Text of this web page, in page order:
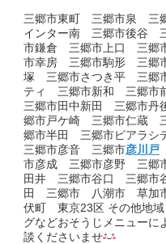
三郷市東町 三郷市泉 三
インター南 三郷市後谷
市鎌倉 三郷市上口 三郷
市幸房 三郷市駒形 三郷
塚 三郷市さつき平 三郷
ティ 三郷市新和 三郷市
三郷市田中新田 三郷市
郷市戸ケ崎 三郷市仁蔵
郷市半田 三郷市ピアラ
三郷市彦音 三郷市彦川戸
市彦成 三郷市彦野 三郷
田井 三郷市谷口 三郷市
田 三郷市 八潮市 草
伏町 東京23区 その他地域
グなどおそうじメニューに
談くださいませ